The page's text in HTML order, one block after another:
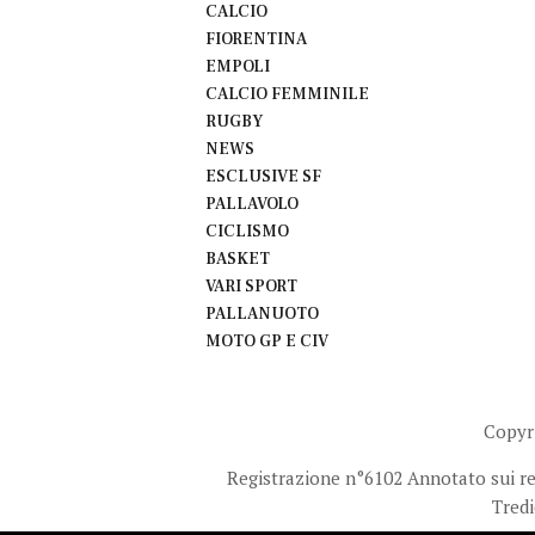
CALCIO
FIORENTINA
EMPOLI
CALCIO FEMMINILE
RUGBY
NEWS
ESCLUSIVE SF
PALLAVOLO
CICLISMO
BASKET
VARI SPORT
PALLANUOTO
MOTO GP E CIV
Registrazione n°6102 Annotato sui